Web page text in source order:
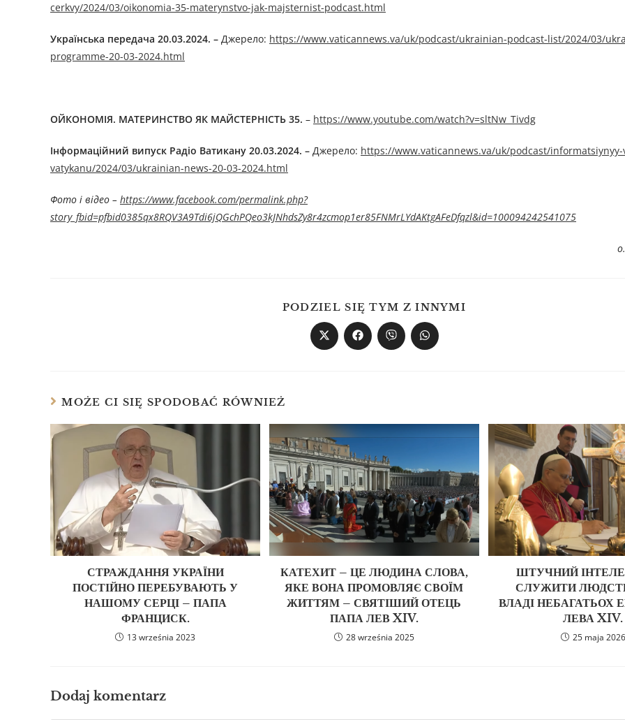
cerkvy/2024/03/oikonomia-35-materynstvo-jak-majsternist-podcast.html
Українська передача 20.03.2024. – Джерелo: https://www.vaticannews.va/uk/podcast/ukrainian-podcast-list/2024/03/
programme-20-03-2024.html
ОЙКОНОМІЯ. МАТЕРИНСТВО ЯК МАЙСТЕРНІСТЬ 35. – https://www.youtube.com/watch?v=sltNw_Tivdg
Інформаційний випуск Радіо Ватикану 20.03.2024. – Джерелo: https://www.vaticannews.va/uk/podcast/
vatykanu/2024/03/ukrainian-news-20-03-2024.html
Фото і відео – https://www.facebook.com/permalink.php?
story_fbid=pfbid0385qx8RQV3A9Tdi6jQGchPQeo3kJNhdsZy8r4zcmop1er85FNMrLYdAKtgAFeDfqzl&id=100094242541075
PODZIEL SIĘ TYM Z INNYMI
MOŻE CI SIĘ SPODOBAĆ RÓWNIEŻ
СТРАЖДАННЯ УКРАЇНИ
ПОСТІЙНО ПЕРЕБУВАЮТЬ У
НАШОМУ СЕРЦІ – ПАПА
ФРАНЦИСК.
13 września 2023
КАТЕХИТ – ЦЕ ЛЮДИНА СЛОВА,
ЯКЕ ВОНА ПРОМОВЛЯЄ СВОЇМ
ЖИТТЯМ – СВЯТІШИЙ ОТЕЦЬ
ПАПА ЛЕВ XIV.
28 września 2025
ШТУЧНИЙ
СЛУЖИТИ
ВЛАДІ НЕБАГАТЬОХ
ЛЕВА XIV.
25 maja 2026
Dodaj komentarz